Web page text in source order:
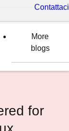
Contattaci
More
blogs
for